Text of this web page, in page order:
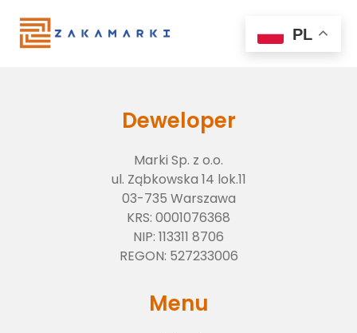
Lokalizacja
Deweloper
Marki Sp. z o.o.
ul. Ząbkowska 14 lok.11
03-735 Warszawa
KRS: 0001076368
NIP: 113311 8706
REGON: 527233006
Menu
PL